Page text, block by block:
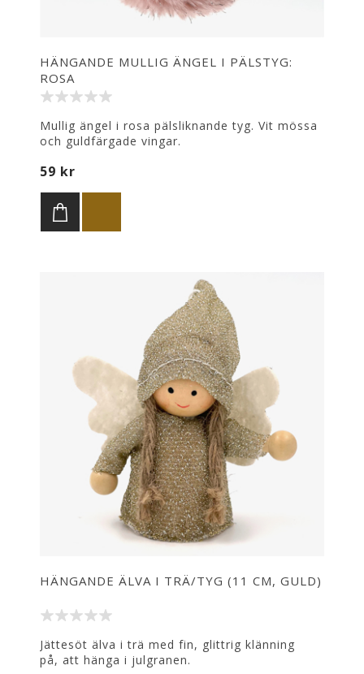
HÄNGANDE MULLIG ÄNGEL I PÄLSTYG:
ROSA
Mullig ängel i rosa pälsliknande tyg. Vit mössa
och guldfärgade vingar.
Att hänga i julgranen eller på annan lämplig
Höjd: 10 cm, bredd: 7 cm.
59 kr
HÄNGANDE ÄLVA I TRÄ/TYG (11 CM, GULD)
Jättesöt älva i trä med fin, glittrig klänning
på, att hänga i julgranen.